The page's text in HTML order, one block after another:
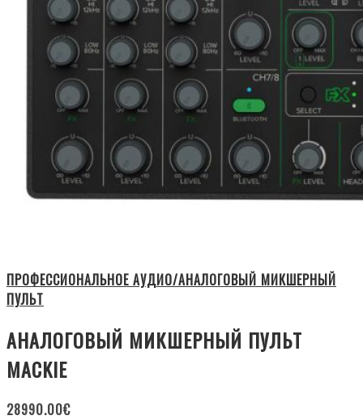
ПРОФЕССИОНАЛЬНОЕ АУДИО/АНАЛОГОВЫЙ МИКШЕРНЫЙ
ПУЛЬТ
АНАЛОГОВЫЙ МИКШЕРНЫЙ ПУЛЬТ
MACKIE
28990.00€